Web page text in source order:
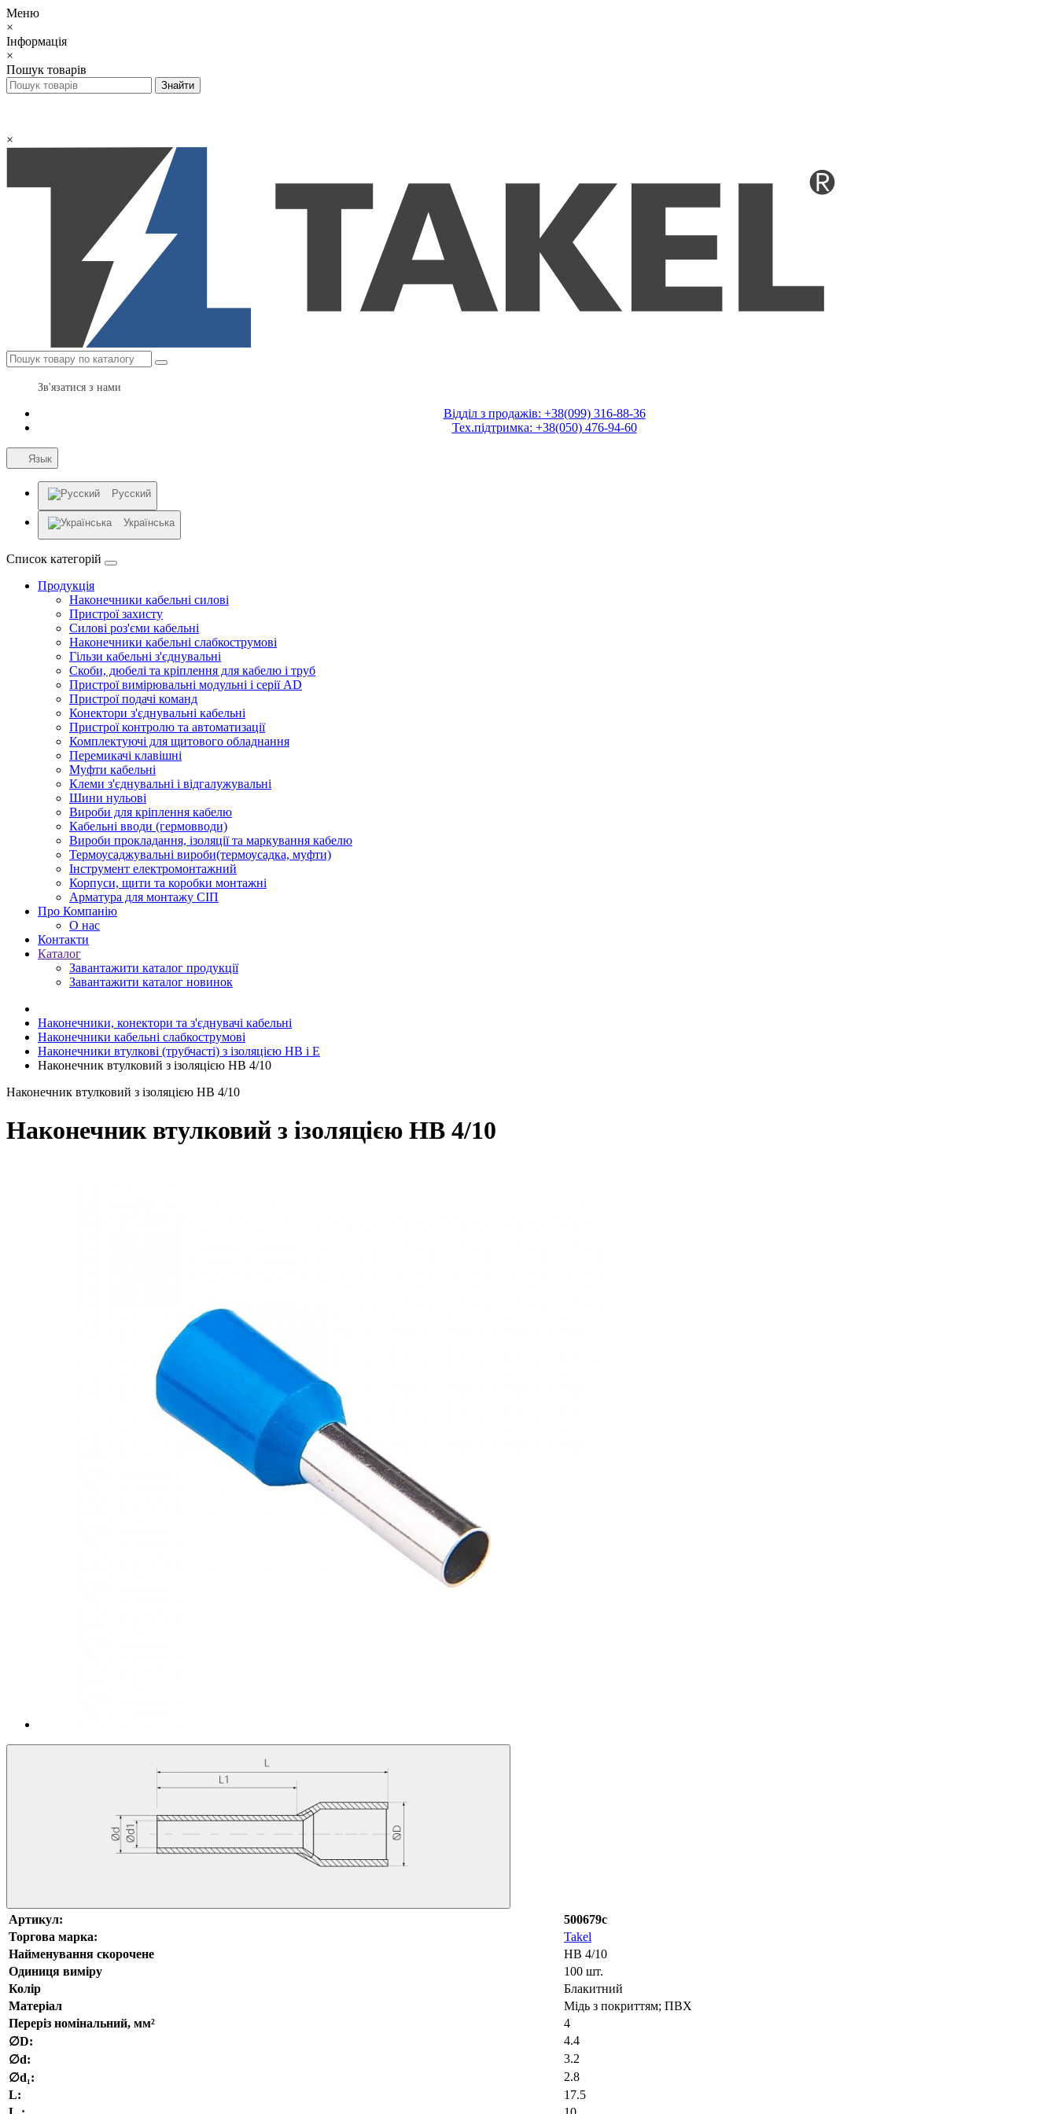
Меню
×
Інформація
×
Пошук товарів
×
Зв'язатися з нами
Відділ з продажів: +38(099) 316-88-36
Тех.підтримка: +38(050) 476-94-60
Язык
Русский
Українська
Список категорій
Продукція
Наконечники кабельні силові
Пристрої захисту
Силові роз'єми кабельні
Наконечники кабельні слабкострумові
Гільзи кабельні з'єднувальні
Скоби, дюбелі та кріплення для кабелю і труб
Пристрої вимірювальні модульні і серії AD
Пристрої подачі команд
Конектори з'єднувальні кабельні
Пристрої контролю та автоматизації
Комплектуючі для щитового обладнання
Перемикачі клавішні
Муфти кабельні
Клеми з'єднувальні і відгалужувальні
Шини нульові
Вироби для кріплення кабелю
Кабельні вводи (гермовводи)
Вироби прокладання, iзоляції та маркування кабелю
Термоусаджувальні вироби(термоусадка, муфти)
Інструмент електромонтажний
Корпуси, щити та коробки монтажні
Арматура для монтажу СІП
Про Компанію
О нас
Контакти
Каталог
Завантажити каталог продукції
Завантажити каталог новинок
Наконечники, конектори та з'єднувачі кабельні
Наконечники кабельні слабкострумові
Наконечники втулкові (трубчасті) з ізоляцією НВ і Е
Наконечник втулковий з ізоляцією HB 4/10
Наконечник втулковий з ізоляцією HB 4/10
Наконечник втулковий з ізоляцією HB 4/10
Артикул:
500679с
Торгова марка:
Takel
Найменування скорочене
НВ 4/10
Одиниця виміру
100 шт.
Колір
Блакитний
Матеріал
Мідь з покриттям; ПВХ
Переріз номінальний, мм²
4
∅D:
4.4
∅d:
3.2
∅d₁:
2.8
L:
17.5